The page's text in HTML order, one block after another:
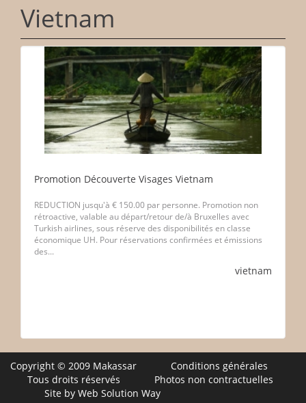
Vietnam
Promotion Découverte Visages Vietnam
REDUCTION jusqu'à € 150.00 par personne. Promotion non
rétroactive, valable au départ/retour de/à Bruxelles avec
Turkish airlines, sous réserve des disponibilités en classe
économique UH. Pour réservations confirmées et émissions
des...
vietnam
Copyright © 2009 Makassar
Conditions générales
Tous droits réservés
Photos non contractuelles
Site by Web Solution Way